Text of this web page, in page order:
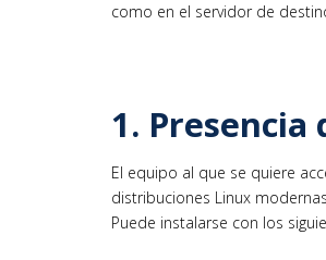
como en el servidor de
1. Presencia
El equipo al que se quiere
distribuciones Linux
Puede instalarse con los